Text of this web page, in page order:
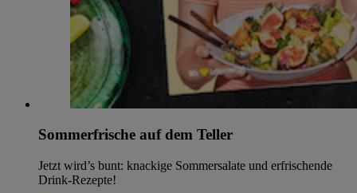
Sommerfrische auf dem Teller
Jetzt wird’s bunt: knackige Sommersalate und erfrischende
Drink-Rezepte!